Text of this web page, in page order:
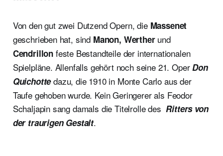
Von den gut zwei Dutzend Opern, die Massenet
geschrieben hat, sind Manon, Wertherund
Cendrillon feste Bestandteile der internationalen
Spielpläne. Allenfalls gehört noch seine 21. Oper Don
Quichottedazu, die 1910 in Monte Carlo aus der
Taufe gehoben wurde. Kein Geringerer als Feodor
Schaljapin sang damals die Titelrolle des Ritters von
der traurigen Gestalt.